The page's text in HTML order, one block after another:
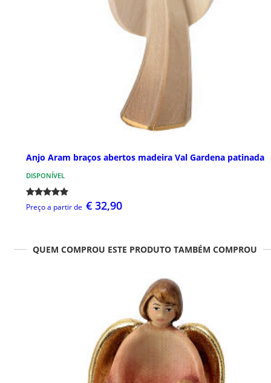
Anjo Aram braços abertos madeira Val Gardena patinada
DISPONÍVEL
Preço a partir de € 32,90
QUEM COMPROU ESTE PRODUTO TAMBÉM COMPROU